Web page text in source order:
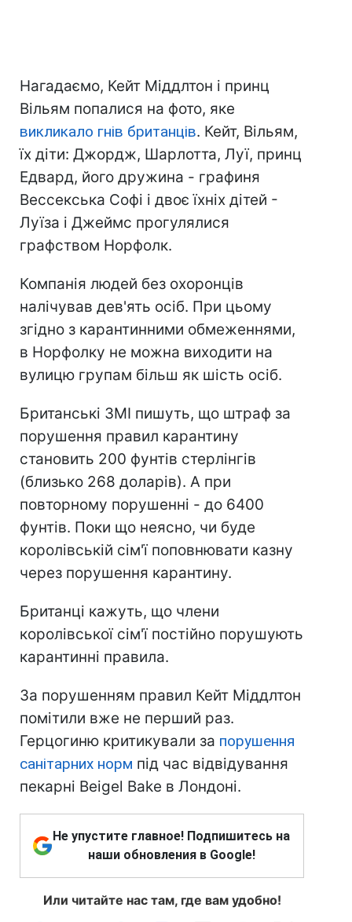
Нагадаємо, Кейт Міддлтон і принц
Вільям попалися на фото, яке
викликало гнів британців. Кейт, Вільям,
їх діти: Джордж, Шарлотта, Луї, принц
Едвард, його дружина - графиня
Вессекська Софі і двоє їхніх дітей -
Луїза і Джеймс прогулялися
графством Норфолк.
Компанія людей без охоронців
налічував дев'ять осіб. При цьому
згідно з карантинними обмеженнями,
в Норфолку не можна виходити на
вулицю групам більш як шість осіб.
Британські ЗМІ пишуть, що штраф за
порушення правил карантину
становить 200 фунтів стерлінгів
(близько 268 доларів). А при
повторному порушенні - до 6400
фунтів. Поки що неясно, чи буде
королівській сім'ї поповнювати казну
через порушення карантину.
Британці кажуть, що члени
королівської сім'ї постійно порушують
карантинні правила.
За порушенням правил Кейт Міддлтон
помітили вже не перший раз.
Герцогиню критикували за порушення
санітарних норм під час відвідування
пекарні Beigel Bake в Лондоні.
Не упустите главное! Подпишитесь на
наши обновления в Google!
Или читайте нас там, где вам удобно!